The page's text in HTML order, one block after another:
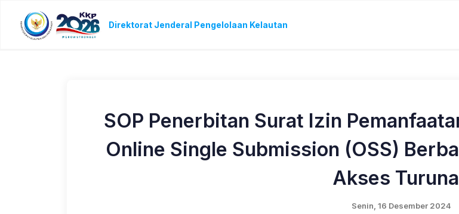
Direktorat Jenderal Pengelolaan Kelautan
SOP Penerbitan Surat Izin
Online Single Submission (OSS)
Akses
Senin, 16 Desember 2024